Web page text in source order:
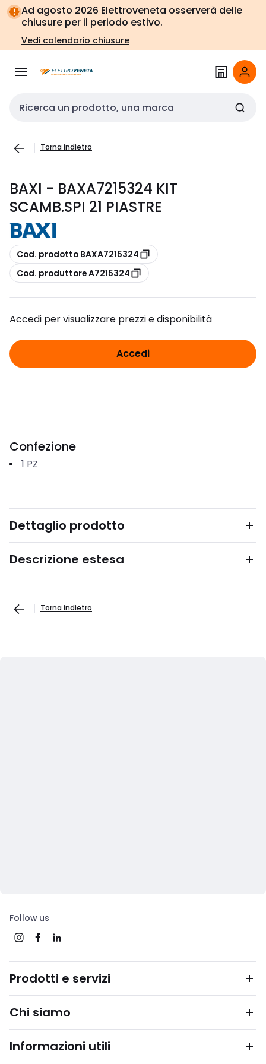
Vai alla
navigazione
Vai
alla
pagina
Ad agosto 2026 Elettroveneta osserverà delle
chiusure per il periodo estivo.
Vedi calendario chiusure
Cerca input
Torna indietro
BAXI - BAXA7215324 KIT
SCAMB.SPI 21 PIASTRE
copia
Cod. prodotto BAXA7215324
copia
Cod. produttore A7215324
Accedi per visualizzare prezzi e disponibilità
Accedi
Confezione
1 PZ
Dettaglio prodotto
Descrizione estesa
Torna indietro
Follow us
Prodotti e servizi
Chi siamo
Informazioni utili